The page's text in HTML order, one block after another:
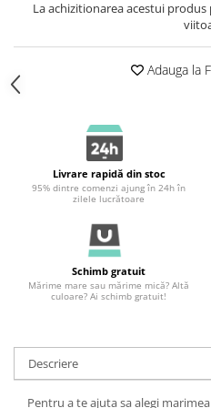
La achizitionarea acestui
Adauga la
Livrare rapidă din stoc
95% dintre comenzi ajung în 24h în
zilele lucrătoare
Schimb gratuit
Mărime mare sau mărime mică? Altă
culoare? Ai schimb gratuit!
Descriere
Pentru a te ajuta sa alegi